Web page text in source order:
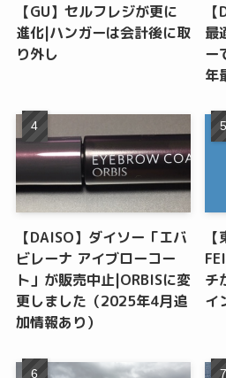
【GU】セルフレジが更に
進化|ハンガーは会計後に取
り外し
最
ー
年
【DAISO】ダイソー「エバ
ビレーナ アイブローコー
ト」が販売中止|ORBISに変
更しました（2025年4月追
加情報あり）
チ
イ